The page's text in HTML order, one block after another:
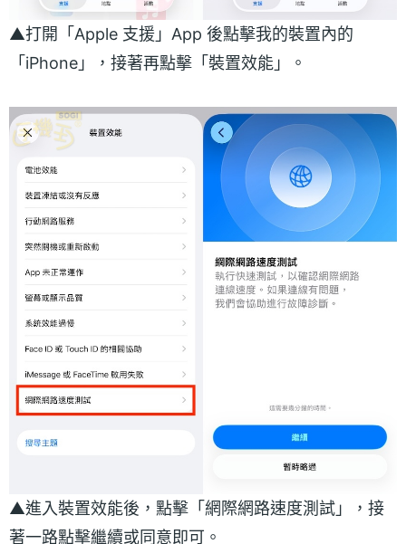
▲打開「Apple 支援」App 後點擊我的裝置內的
「iPhone」，接著再點擊「裝置效能」。
▲進入裝置效能後，點擊「網際網路速度測試」，接
著一路點擊繼續或同意即可。